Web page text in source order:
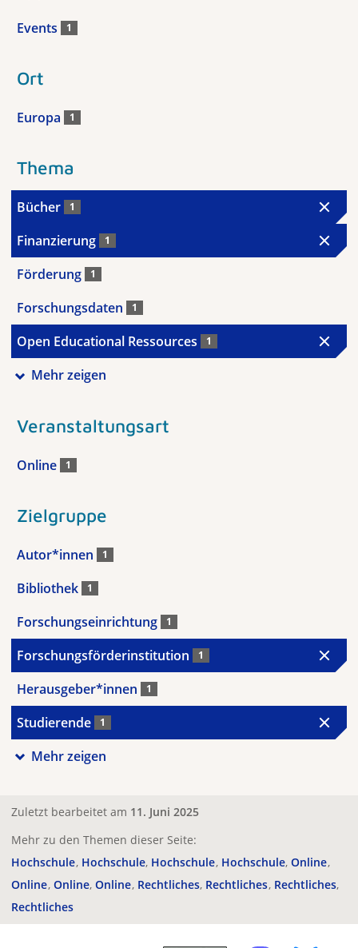
Events 1
Ort
Europa 1
Thema
Bücher 1
Finanzierung 1
Förderung 1
Forschungsdaten 1
Open Educational Ressources 1
Mehr zeigen
Veranstaltungsart
Online 1
Zielgruppe
Autor*innen 1
Bibliothek 1
Forschungseinrichtung 1
Forschungsförderinstitution 1
Herausgeber*innen 1
Studierende 1
Mehr zeigen
Zuletzt bearbeitet am 11. Juni 2025
Mehr zu den Themen dieser Seite:
Hochschule Hochschule Hochschule Hochschule Online
Online Online Online Rechtliches Rechtliches Rechtliches
Rechtliches